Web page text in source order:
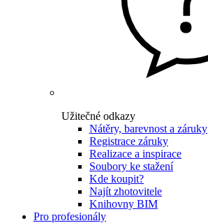
Užitečné odkazy
Nátěry, barevnost a záruky
Registrace záruky
Realizace a inspirace
Soubory ke stažení
Kde koupit?
Najít zhotovitele
Knihovny BIM
Pro profesionály